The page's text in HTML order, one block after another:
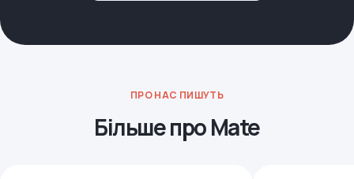
ПРО НАС ПИШУТЬ
Більше про Mate